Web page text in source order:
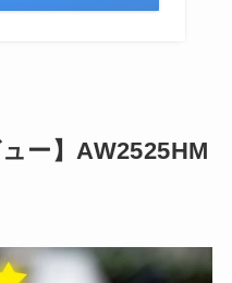
ー】AW2525HM